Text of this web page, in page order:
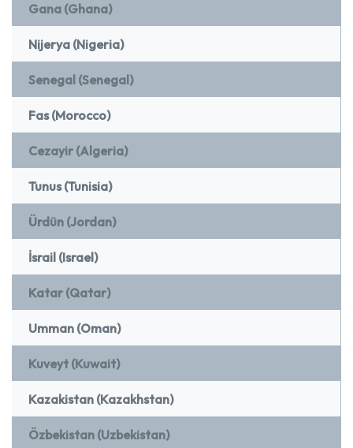
Gana (Ghana)
Nijerya (Nigeria)
Senegal (Senegal)
Fas (Morocco)
Cezayir (Algeria)
Tunus (Tunisia)
Ürdün (Jordan)
İsrail (Israel)
Katar (Qatar)
Umman (Oman)
Kuveyt (Kuwait)
Kazakistan (Kazakhstan)
Özbekistan (Uzbekistan)